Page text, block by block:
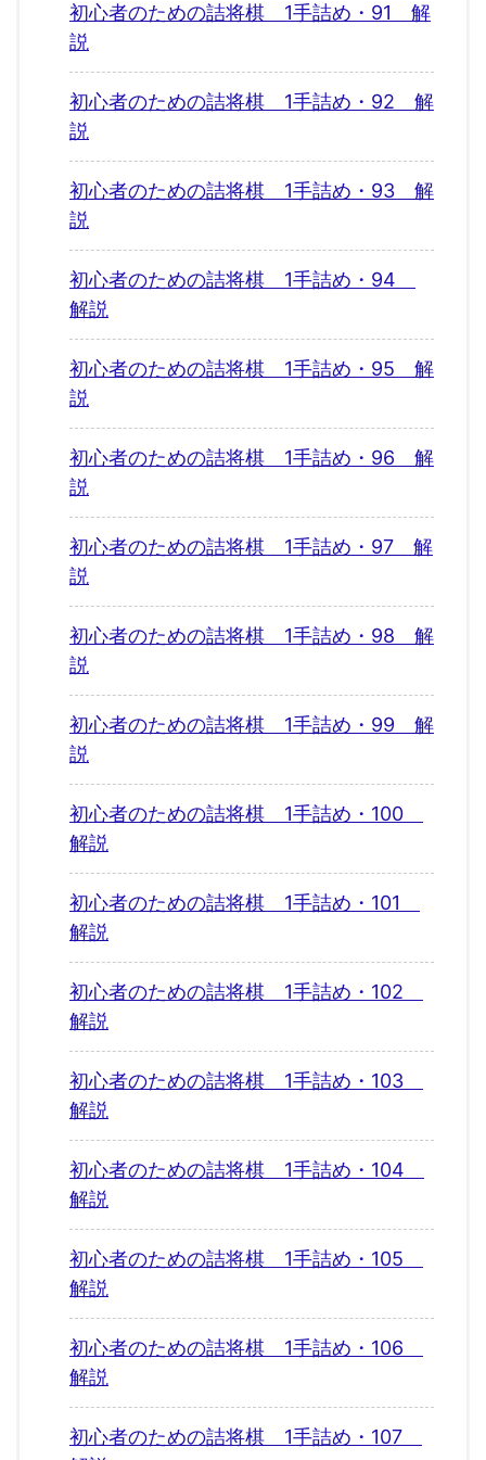
初心者のための詰将棋 1手詰め・91 解
説
初心者のための詰将棋 1手詰め・92 解
説
初心者のための詰将棋 1手詰め・93 解
説
初心者のための詰将棋 1手詰め・94
解説
初心者のための詰将棋 1手詰め・95 解
説
初心者のための詰将棋 1手詰め・96 解
説
初心者のための詰将棋 1手詰め・97 解
説
初心者のための詰将棋 1手詰め・98 解
説
初心者のための詰将棋 1手詰め・99 解
説
初心者のための詰将棋 1手詰め・100
解説
初心者のための詰将棋 1手詰め・101
解説
初心者のための詰将棋 1手詰め・102
解説
初心者のための詰将棋 1手詰め・103
解説
初心者のための詰将棋 1手詰め・104
解説
初心者のための詰将棋 1手詰め・105
解説
初心者のための詰将棋 1手詰め・106
解説
初心者のための詰将棋 1手詰め・107